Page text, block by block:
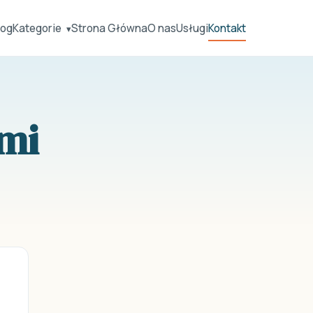
Kategorie ▾Strona GłównaO nasUsługiKontakt